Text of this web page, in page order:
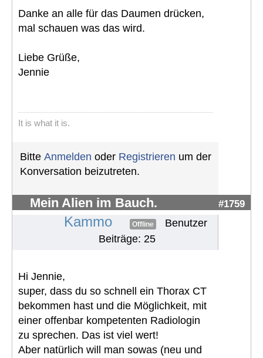
Danke an alle für das Daumen drücken,
mal schauen was das wird.
Liebe Grüße,
Jennie
It is what it is.
Bitte Anmelden oder Registrieren um der
Konversation beizutreten.
Mein Alien im Bauch. #1759
Kammo Offline
Benutzer
Beiträge: 25
Hi Jennie,
super, dass du so schnell ein Thorax CT
bekommen hast und die Möglichkeit, mit
einer offenbar kompetenten Radiologin
zu sprechen. Das ist viel wert!
Aber natürlich will man sowas (neu und